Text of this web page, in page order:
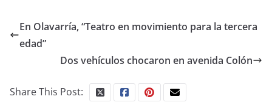
En Olavarría, “Teatro en movimiento para la tercera
edad”
Dos vehículos chocaron en avenida Colón
Share This Post: